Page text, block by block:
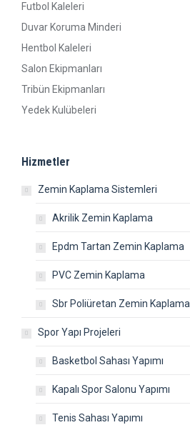
Futbol Kaleleri
Duvar Koruma Minderi
Hentbol Kaleleri
Salon Ekipmanları
Tribün Ekipmanları
Yedek Kulübeleri
Hizmetler
Zemin Kaplama Sistemleri
Akrilik Zemin Kaplama
Epdm Tartan Zemin Kaplama
PVC Zemin Kaplama
Sbr Poliüretan Zemin Kaplama
Spor Yapı Projeleri
Basketbol Sahası Yapımı
Kapalı Spor Salonu Yapımı
Tenis Sahası Yapımı